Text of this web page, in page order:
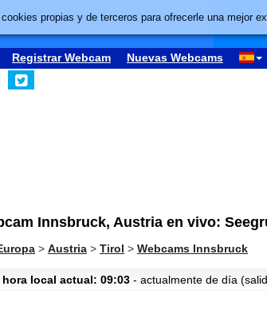
Registrar Webcam Nuevas Webcams
Innsbruck, Austria en vivo:
> Austria > Tirol > Webcams Innsbruck
hora local actual: 09:03 - actualmente de día
propias y de terceros para ofrecerle una mejor